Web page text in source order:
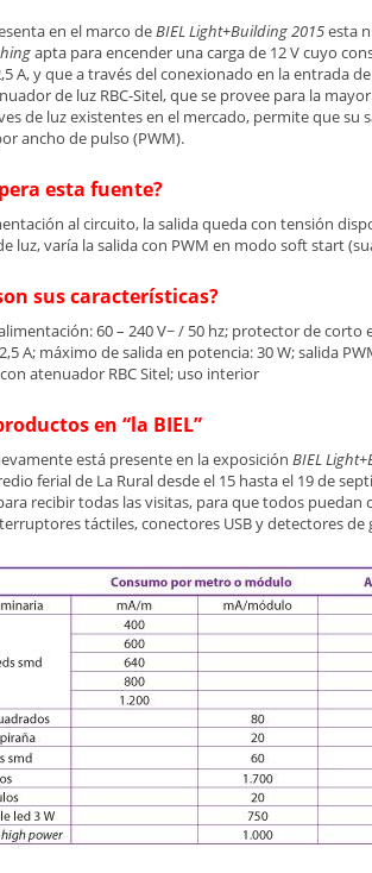
en el marco deBIEL Light+Building 2015esta
apta para encender una carga de 12 V cuyo
A, y que a través del conexionado en la entrada
de luz RBC-Sitel, que se provee para la
de luz existentes en el mercado, permite que su
ancho de pulso (PWM).
esta fuente?
al circuito, la salida queda con tensión
luz, varía la salida con PWM en modo soft start
sus características?
60 – 240 V~ / 50 hz; protector de
A; máximo de salida en potencia: 30 W; salida
atenuador RBC Sitel; uso interior
en “la BIEL”
está presente en la exposición BIEL
ferial de La Rural desde el 15 hasta el 19 de
recibir todas las visitas, para que todos
táctiles, conectores USB y detectores de